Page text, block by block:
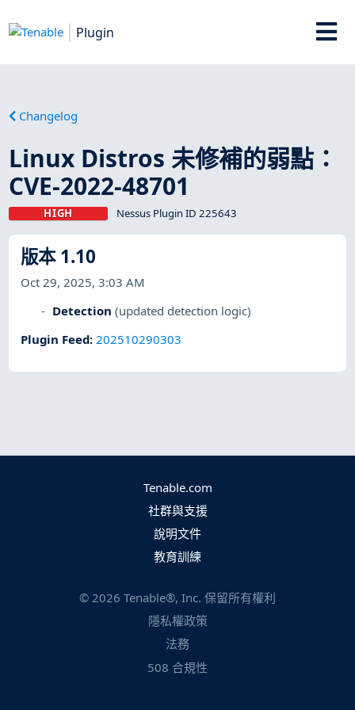
Plugin
Changelog
Linux Distros 未修補的弱點：
CVE-2022-48701
HIGH Nessus Plugin ID 225643
版本 1.10
Oct 29, 2025, 3:03 AM
Detection (updated detection logic)
Plugin Feed:202510290303
Tenable.com
社群與支援
說明文件
教育訓練
© 2026 Tenable®, Inc. 保留所有權利
隱私權政策
法務
508 合規性